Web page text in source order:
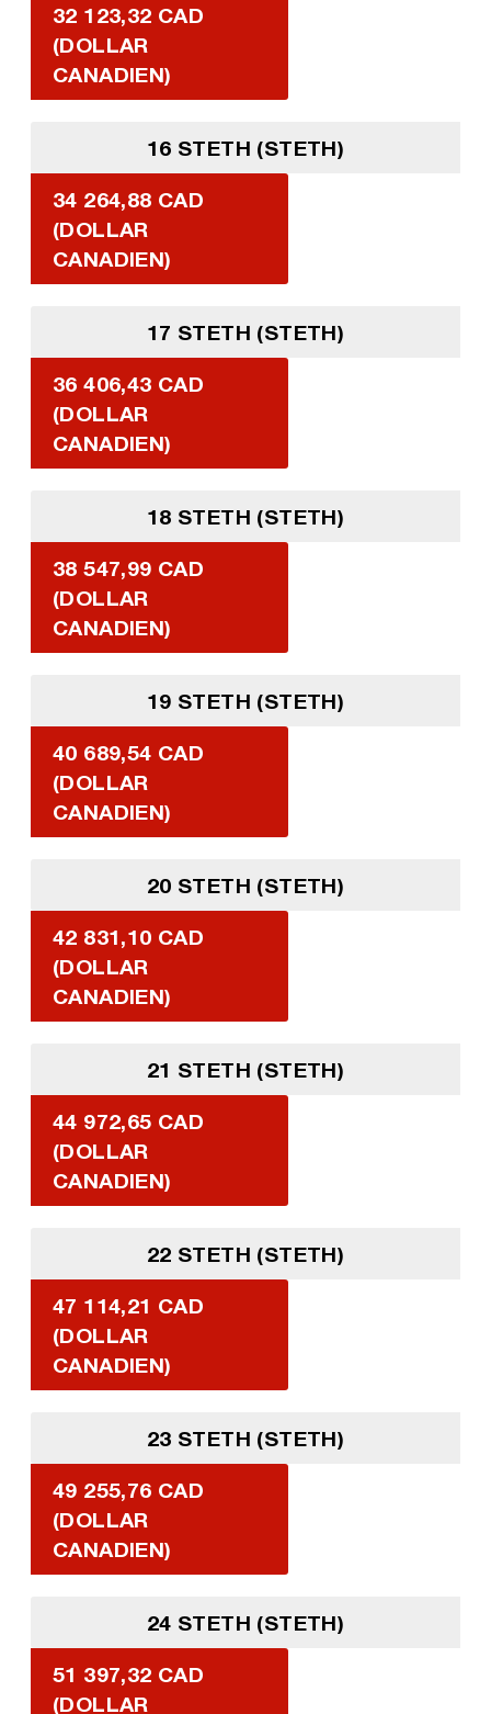
32 123,32 CAD
(DOLLAR
CANADIEN)
16 STETH (STETH)
34 264,88 CAD
(DOLLAR
CANADIEN)
17 STETH (STETH)
36 406,43 CAD
(DOLLAR
CANADIEN)
18 STETH (STETH)
38 547,99 CAD
(DOLLAR
CANADIEN)
19 STETH (STETH)
40 689,54 CAD
(DOLLAR
CANADIEN)
20 STETH (STETH)
42 831,10 CAD
(DOLLAR
CANADIEN)
21 STETH (STETH)
44 972,65 CAD
(DOLLAR
CANADIEN)
22 STETH (STETH)
47 114,21 CAD
(DOLLAR
CANADIEN)
23 STETH (STETH)
49 255,76 CAD
(DOLLAR
CANADIEN)
24 STETH (STETH)
51 397,32 CAD
(DOLLAR